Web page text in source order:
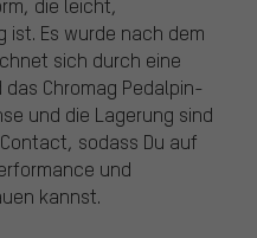
Es wurde nach dem
sich durch eine
Chromag Pedalpin-
und die Lagerung sind
sodass Du auf
und
kannst.